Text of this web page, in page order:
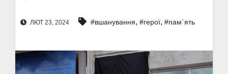
ЛЮТ 23, 2024 #вшанування, #герої, #пам`ять